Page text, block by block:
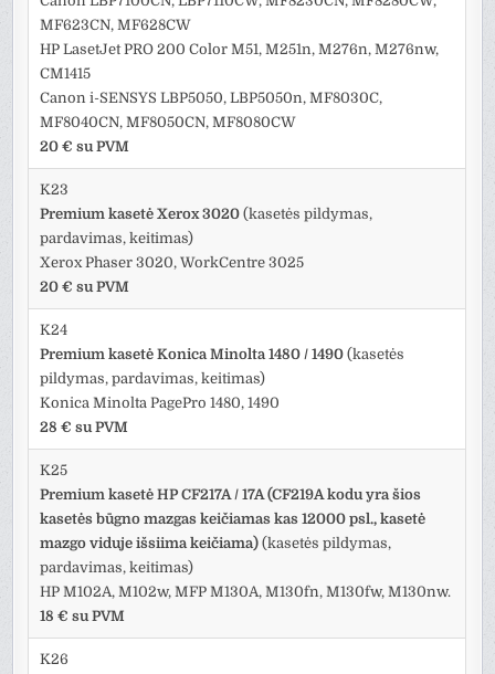
MF623CN, MF628CW
HP LasetJet PRO 200 Color M51, M251n, M276n, M276nw,
CM1415
Canon i-SENSYS LBP5050, LBP5050n, MF8030C,
MF8040CN, MF8050CN, MF8080CW
20 € su PVM
K23
Premium kasetė Xerox 3020 (kasetės pildymas,
pardavimas, keitimas)
Xerox Phaser 3020, WorkCentre 3025
20 € su PVM
K24
Premium kasetė Konica Minolta 1480 / 1490 (kasetės
pildymas, pardavimas, keitimas)
Konica Minolta PagePro 1480, 1490
28 € su PVM
K25
Premium kasetė HP CF217A / 17A (CF219A kodu yra šios
kasetės būgno mazgas keičiamas kas 12000 psl., kasetė
mazgo viduje išsiima keičiama) (kasetės pildymas,
pardavimas, keitimas)
HP M102A, M102w, MFP M130A, M130fn, M130fw, M130nw.
18 € su PVM
K26